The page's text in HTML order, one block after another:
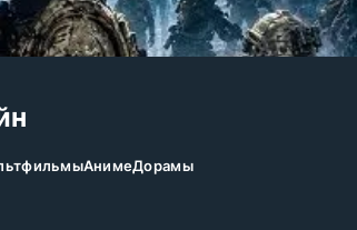
АнимеДорамы